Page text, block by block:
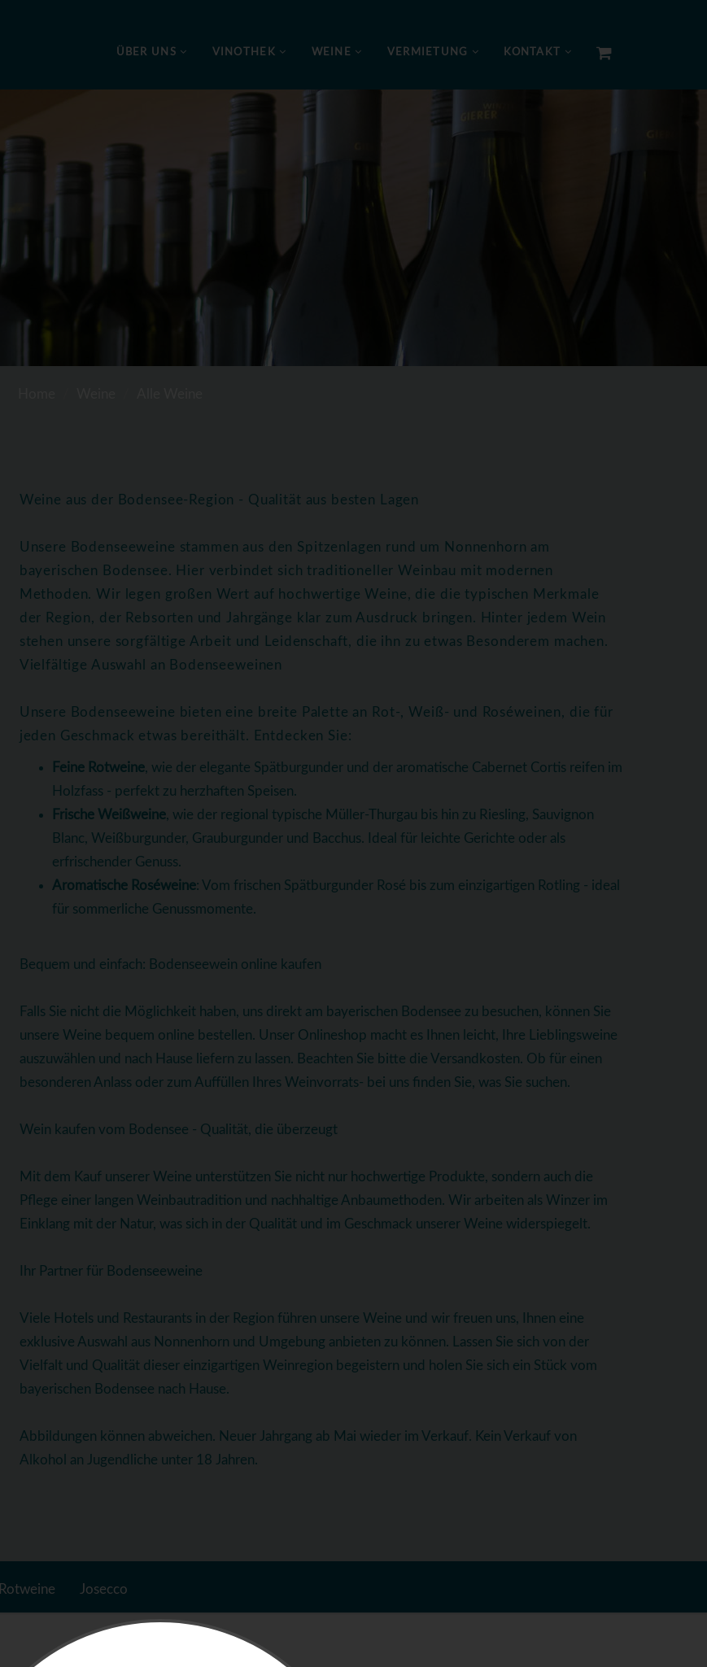
ÜBER UNS VINOTHEK WEINE VERMIETUNG KONTAKT
Weine aus der Bodensee-Region - Qualität aus besten Lagen
Unsere Bodenseeweine stammen aus den Spitzenlagen rund um Nonnenhorn am
bayerischen Bodensee. Hier verbindet sich traditioneller Weinbau mit modernen
Methoden. Wir legen großen Wert auf hochwertige Weine, die die typischen Merkmale
der Region, der Rebsorten und Jahrgänge klar zum Ausdruck bringen. Hinter jedem Wein
stehen unsere sorgfältige Arbeit und Leidenschaft, die ihn zu etwas Besonderem machen.
Vielfältige Auswahl an Bodenseeweinen
Unsere Bodenseeweine bieten eine breite Palette an Rot-, Weiß- und Roséweinen, die für
jeden Geschmack etwas bereithält. Entdecken Sie:
Feine Rotweine, wie der elegante Spätburgunder und der aromatische Cabernet Cortis reifen im
Holzfass - perfekt zu herzhaften Speisen.
Frische Weißweine, wie der regional typische Müller-Thurgau bis hin zu Riesling, Sauvignon
Blanc, Weißburgunder, Grauburgunder und Bacchus. Ideal für leichte Gerichte oder als
erfrischender Genuss.
Aromatische Roséweine: Vom frischen Spätburgunder Rosé bis zum einzigartigen Rotling - ideal
für sommerliche Genussmomente.
Bequem und einfach: Bodenseewein online kaufen
Falls Sie nicht die Möglichkeit haben, uns direkt am bayerischen Bodensee zu besuchen, können Sie
unsere Weine bequem online bestellen. Unser Onlineshop macht es Ihnen leicht, Ihre Lieblingsweine
auszuwählen und nach Hause liefern zu lassen. Beachten Sie bitte die Versandkosten. Ob für einen
besonderen Anlass oder zum Auffüllen Ihres Weinvorrats- bei uns finden Sie, was Sie suchen.
Wein kaufen vom Bodensee - Qualität, die überzeugt
Mit dem Kauf unserer Weine unterstützen Sie nicht nur hochwertige Produkte, sondern auch die
Pflege einer langen Weinbautradition und nachhaltige Anbaumethoden. Wir arbeiten als Winzer im
Einklang mit der Natur, was sich in der Qualität und im Geschmack unserer Weine widerspiegelt.
Ihr Partner für Bodenseeweine
Viele Hotels und Restaurants in der Region führen unsere Weine und wir freuen uns, Ihnen eine
exklusive Auswahl aus Nonnenhorn und Umgebung anbieten zu können. Lassen Sie sich von der
Vielfalt und Qualität dieser einzigartigen Weinregion begeistern und holen Sie sich ein Stück vom
bayerischen Bodensee nach Hause.
Abbildungen können abweichen. Neuer Jahrgang ab Mai wieder im Verkauf. Kein Verkauf von
Alkohol an Jugendliche unter 18 Jahren.
Rotweine Josecco